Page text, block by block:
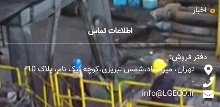
اخبار
اطلاعات تماس
دفتر فروش:
تهران، میرداماد،شمس تبریزی،کوچه نیک نام، پلاک 10
-
info@LGECO.ir